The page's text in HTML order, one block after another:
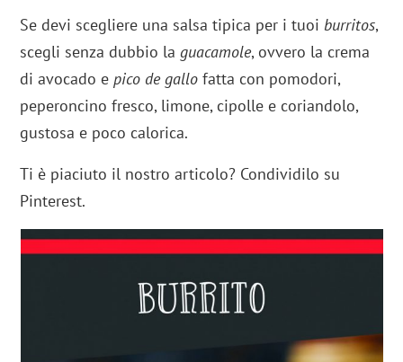
Se devi scegliere una salsa tipica per i tuoi burritos,
scegli senza dubbio la guacamole, ovvero la crema
di avocado epico de gallo fatta con pomodori,
peperoncino fresco, limone, cipolle e coriandolo,
gustosa e poco calorica.
Ti è piaciuto il nostro articolo? Condividilo su
Pinterest.